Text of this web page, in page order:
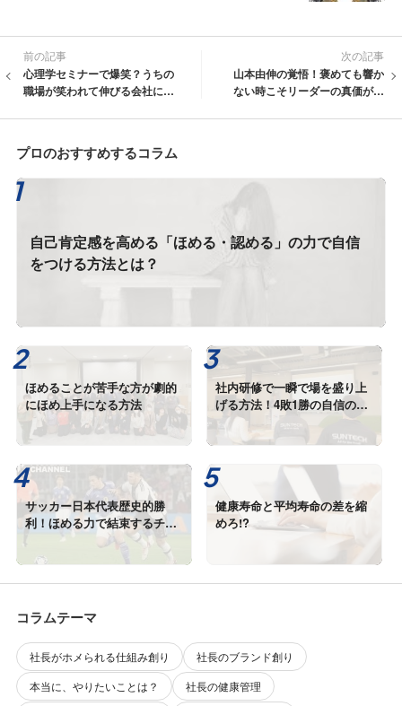
前の記事
心理学セミナーで爆笑？うちの
職場が笑われて伸びる会社にな
次の記事
山本由伸の覚悟！褒めても響か
ない時こそリーダーの真価が問
プロのおすすめするコラム
自己肯定感を高める「ほめる・認める」の力で自信
をつける方法とは？
ほめることが苦手な方が劇的
にほめ上手になる方法
社内研修で一瞬で場を盛り上
げる方法！4敗1勝の自信のつ
け方
サッカー日本代表歴史的勝
利！ほめる力で結束するチー
ムと職場
健康寿命と平均寿命の差を縮
めろ!?
コラムテーマ
社長がホメられる仕組み創り
社長のブランド創り
本当に、やりたいことは？
社長の健康管理